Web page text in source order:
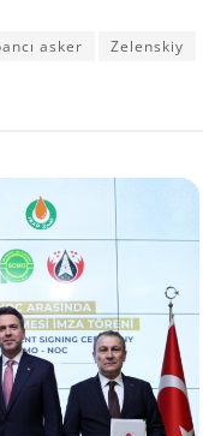
asker Zelenskiy